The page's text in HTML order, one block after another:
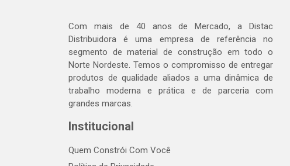
Com mais de 40 anos de Mercado, a Distac
Distribuidora é uma empresa de referência no
segmento de material de construção em todo o
Norte Nordeste. Temos o compromisso de entregar
produtos de qualidade aliados a uma dinâmica de
trabalho moderna e prática e de parceria com
grandes marcas.
Institucional
Quem Constrói Com Você